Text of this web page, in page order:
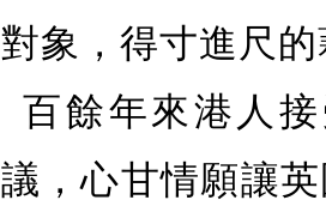
對象，得寸進尺
百餘年來港人
議，心甘情願讓